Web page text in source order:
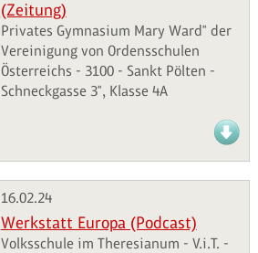
(Zeitung)
Privates Gymnasium Mary Ward" der
Vereinigung von Ordensschulen
Österreichs - 3100 - Sankt Pölten -
Schneckgasse 3", Klasse 4A
16.02.24
Werkstatt Europa (Podcast)
Volksschule im Theresianum - V.i.T. -